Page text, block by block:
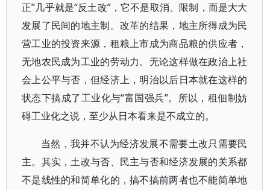
正”几乎就是“反土改”，它不是取消、限制，而是大大
发展了民间的地主制。改革的结果，地主所得成为民
营工业的投资来源，租粮上市成为商品粮的供应者，
无地农民成为工业的劳动力。无论这样做在政治上社
会上公平与否，但经济上，明治以后日本就在这样的
状态下搞成了工业化与“富国强兵”。所以，租佃制妨
碍工业化之说，至少从日本看来是不成立的。
当然，我并不认为经济发展不需要土改只需要民
主。其实，土改与否、民主与否和经济发展的关系都
不是线性的和简单化的，搞不搞前两者也不能简单地